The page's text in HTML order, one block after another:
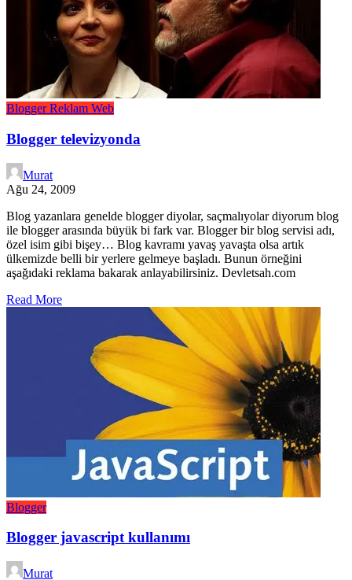
BloggerReklam Web
Blogger televizyonda
Murat
Ağu 24, 2009
Blog yazanlara genelde blogger diyolar, saçmalıyolar diyorum blog
ile blogger arasında büyük bi fark var. Blogger bir blog servisi adı,
özel isim gibi bişey… Blog kavramı yavaş yavaşta olsa artık
ülkemizde belli bir yerlere gelmeye başladı. Bunun örneğini
aşağıdaki reklama bakarak anlayabilirsiniz. Devletsah.com
Read More
Blogger
Blogger javascript kullanımı
Murat